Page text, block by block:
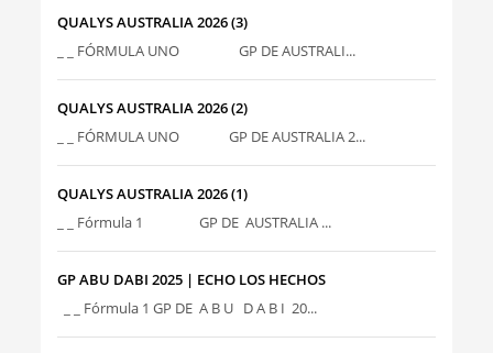
QUALYS AUSTRALIA 2026 (3)
_ _ FÓRMULA UNO GP DE AUSTRALI...
QUALYS AUSTRALIA 2026 (2)
_ _ FÓRMULA UNO GP DE AUSTRALIA 2...
QUALYS AUSTRALIA 2026 (1)
_ _ Fórmula 1 GP DE AUSTRALIA ...
GP ABU DABI 2025 | ECHO LOS HECHOS
_ _ Fórmula 1 GP DE A B U D A B I 20...